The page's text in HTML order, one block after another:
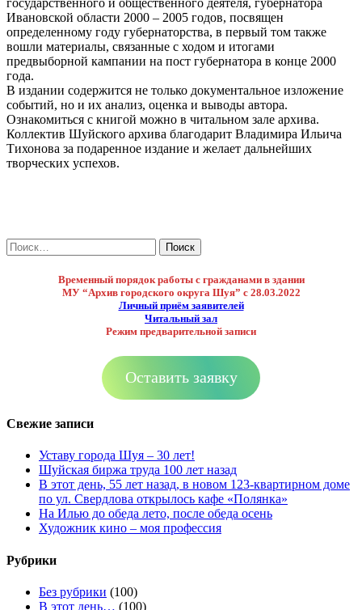
Ивановской области 2000 – 2005 годов, посвящен
определенному году губернаторства, в первый том также
вошли материалы, связанные с ходом и итогами
предвыборной кампании на пост губернатора в конце 2000
года.
В издании содержится не только документальное изложение
событий, но и их анализ, оценка и выводы автора.
Ознакомиться с книгой можно в читальном зале архива.
Коллектив Шуйского архива благодарит Владимира Ильича
Тихонова за подаренное издание и желает дальнейших
творческих успехов.
Найти:
Временный порядок работы с гражданами в здании
МУ “Архив городского округа Шуя” с 28.03.2022
Личный приём заявителей
Читальный зал
Режим предварительной записи
Оставить заявку
Свежие записи
Уставу города Шуя – 30 лет!
Шуйская биржа труда 100 лет назад
В этот день, 55 лет назад, в новом 123-квартирном доме
по ул. Свердлова открылось кафе «Полянка»
На Илью до обеда лето, после обеда осень
Художник кино – моя профессия
Рубрики
Без рубрики (100)
В этот день… (100)